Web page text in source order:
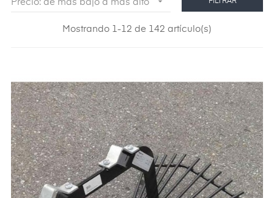
Precio: de más bajo a más alto
Mostrando 1-12 de 142 artículo(s)